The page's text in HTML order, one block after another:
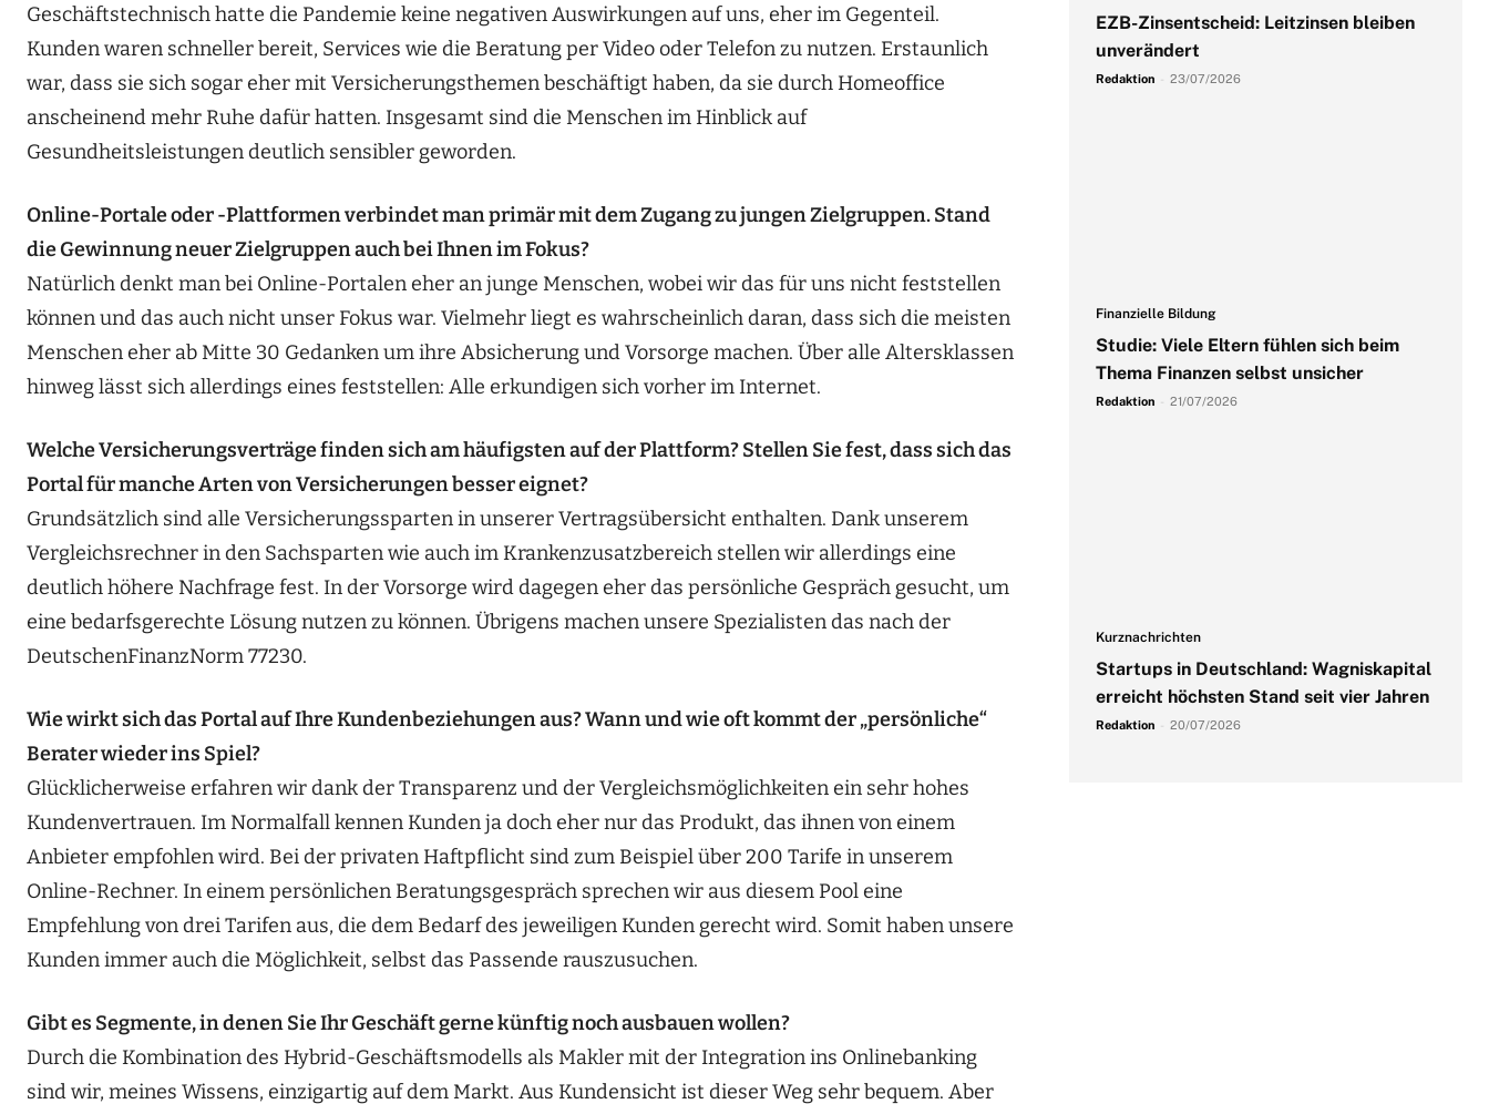
Geschäftstechnisch hatte die Pandemie keine negativen Auswirkungen auf uns, eher im Gegenteil.
Kunden waren schneller bereit, Services wie die Beratung per Video oder Telefon zu nutzen. Erstaunlich
war, dass sie sich sogar eher mit Versicherungsthemen beschäftigt haben, da sie durch Homeoffice
anscheinend mehr Ruhe dafür hatten. Insgesamt sind die Menschen im Hinblick auf
Gesundheitsleistungen deutlich sensibler geworden.
Online-Portale oder -Plattformen verbindet man primär mit dem Zugang zu jungen Zielgruppen. Stand
die Gewinnung neuer Zielgruppen auch bei Ihnen im Fokus?
Natürlich denkt man bei Online-Portalen eher an junge Menschen, wobei wir das für uns nicht feststellen
können und das auch nicht unser Fokus war. Vielmehr liegt es wahrscheinlich daran, dass sich die meisten
Menschen eher ab Mitte 30 Gedanken um ihre Absicherung und Vorsorge machen. Über alle Altersklassen
hinweg lässt sich allerdings eines feststellen: Alle erkundigen sich vorher im Internet.
Welche Versicherungsverträge finden sich am häufigsten auf der Plattform? Stellen Sie fest, dass sich das
Portal für manche Arten von Versicherungen besser eignet?
Grundsätzlich sind alle Versicherungssparten in unserer Vertragsübersicht enthalten. Dank unserem
Vergleichsrechner in den Sachsparten wie auch im Krankenzusatzbereich stellen wir allerdings eine
deutlich höhere Nachfrage fest. In der Vorsorge wird dagegen eher das persönliche Gespräch gesucht, um
eine bedarfsgerechte Lösung nutzen zu können. Übrigens machen unsere Spezialisten das nach der
DeutschenFinanzNorm 77230.
Wie wirkt sich das Portal auf Ihre Kundenbeziehungen aus? Wann und wie oft kommt der „persönliche“
Berater wieder ins Spiel?
Glücklicherweise erfahren wir dank der Transparenz und der Vergleichsmöglichkeiten ein sehr hohes
Kundenvertrauen. Im Normalfall kennen Kunden ja doch eher nur das Produkt, das ihnen von einem
Anbieter empfohlen wird. Bei der privaten Haftpflicht sind zum Beispiel über 200 Tarife in unserem
Online-Rechner. In einem persönlichen Beratungsgespräch sprechen wir aus diesem Pool eine
Empfehlung von drei Tarifen aus, die dem Bedarf des jeweiligen Kunden gerecht wird. Somit haben unsere
Kunden immer auch die Möglichkeit, selbst das Passende rauszusuchen.
Gibt es Segmente, in denen Sie Ihr Geschäft gerne künftig noch ausbauen wollen?
Durch die Kombination des Hybrid-Geschäftsmodells als Makler mit der Integration ins Onlinebanking
sind wir, meines Wissens, einzigartig auf dem Markt. Aus Kundensicht ist dieser Weg sehr bequem. Aber
EZB-Zinsentscheid: Leitzinsen bleiben
unverändert
Redaktion 23/07/2026
Finanzielle Bildung
Studie: Viele Eltern fühlen sich beim
Thema Finanzen selbst unsicher
Redaktion 21/07/2026
Kurznachrichten
Startups in Deutschland: Wagniskapital
erreicht höchsten Stand seit vier Jahren
Redaktion 20/07/2026